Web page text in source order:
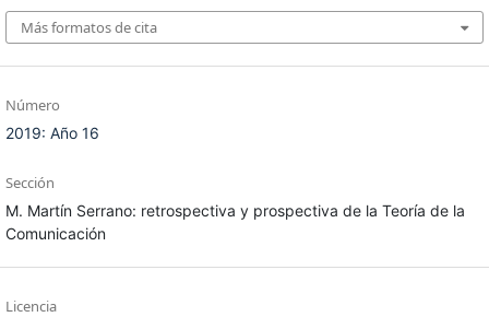
Más formatos de cita
Número
2019: Año 16
Sección
M. Martín Serrano: retrospectiva y prospectiva de la Teoría de la
Comunicación
Licencia